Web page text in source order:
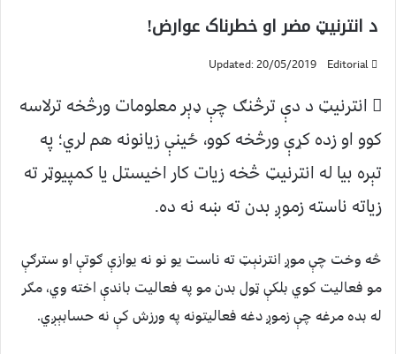
د انترنيټ مضر او خطرناک عوارض!
Editorial
Updated: 20/05/2019
انترنیټ د دې ترڅنګ چې ډېر معلومات ورڅخه ترلاسه
کوو او زده کړې ورڅخه کوو، ځینې زیانونه هم لري؛ په
تېره بیا له انترنیټ څخه زیات کار اخیستل یا کمپیوټر ته
زیاته ناسته زموږ بدن ته ښه نه ده.
څه وخت چې موږ انترنېټ ته ناست يو نو نه يوازې ګوتې او سترګې
مو فعاليت کوي بلکې ټول بدن مو په فعاليت باندې اخته وي، مګر
له بده مرغه چې زموږ دغه فعاليتونه په ورزش کې نه حسابېږي.